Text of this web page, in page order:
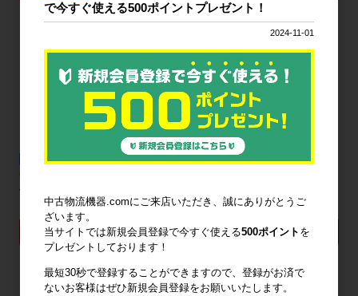
段 (単体)グリーン
22,260円〜
詳細を見る
33,380円〜
詳細を見る
で今すぐ使える500ポイントプレゼント！
2024-11-01
中古物流機器.comにご来店いただき、誠にありがとうご
ざいます。
当サイトでは新規会員登録で今すぐ使える500ポイント を
プレゼントしております！
最短30秒で登録することができますので、登録がお済で
ないお客様はぜひ新規会員登録をお願いいたします。